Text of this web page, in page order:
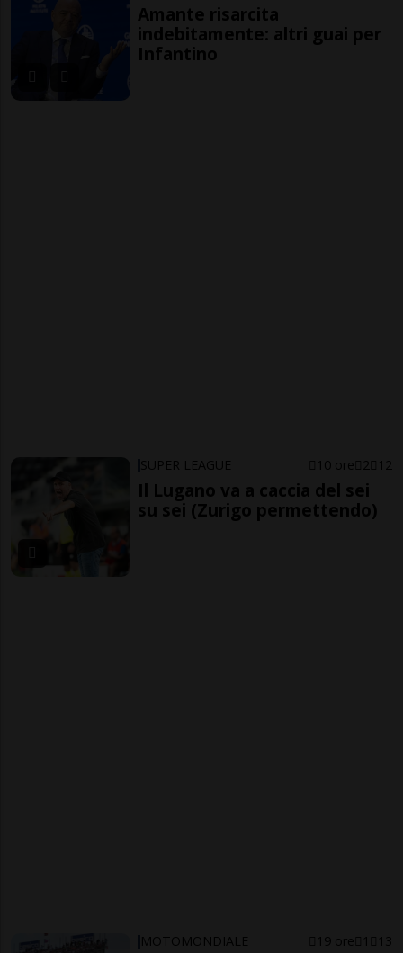
Amante risarcita
indebitamente: altri guai per
Infantino
SUPER LEAGUE 10 ore 2 12
Il Lugano va a caccia del sei
su sei (Zurigo permettendo)
MOTOMONDIALE 19 ore 1 13